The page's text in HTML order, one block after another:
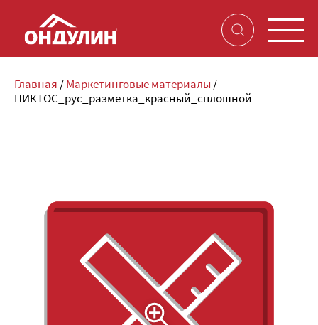
Главная / Маркетинговые материалы /
ПИКТОС_рус_разметка_красный_сплошной